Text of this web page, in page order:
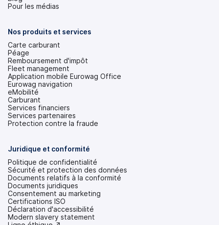
dans
onglet)
Pour les médias
Nos produits et services
Carte carburant
Péage
Remboursement d'impôt
Fleet management
Application mobile Eurowag Office
Eurowag navigation
eMobilité
Carburant
Services financiers
Services partenaires
Protection contre la fraude
Juridique et conformité
Politique de confidentialité
Sécurité et protection des données
Documents relatifs à la conformité
Documents juridiques
Consentement au marketing
Certifications ISO
Déclaration d'accessibilité
(s'ouvre
Modern slavery statement